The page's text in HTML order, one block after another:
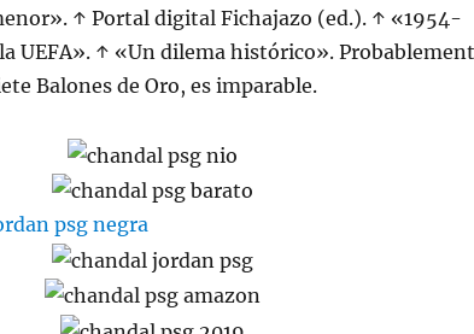
↑ Portal digital Fichajazo (ed.). ↑ «1954-
UEFA». ↑ «Un dilema histórico».
Balones de Oro, es imparable.